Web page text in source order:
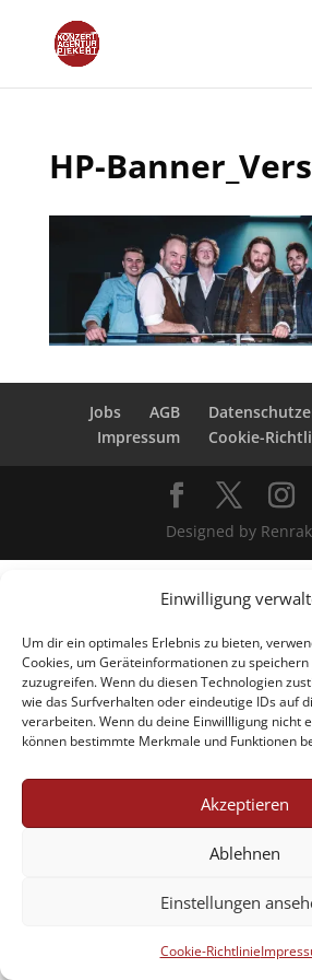
Einwilligung
Um dir ein optimales Erlebnis zu bieten,
Cookies, um Geräteinformationen zu
zuzugreifen. Wenn du diesen Technologien
wie das Surfverhalten oder eindeutige IDs auf
verarbeiten. Wenn du deine Einwillligung nicht
können bestimmte Merkmale und Funktionen
Akzeptieren
Ablehnen
Einstellungen
Cookie-Richtlinie
HP-
Jobs AGB
Impressum
Cookie-
Designed by